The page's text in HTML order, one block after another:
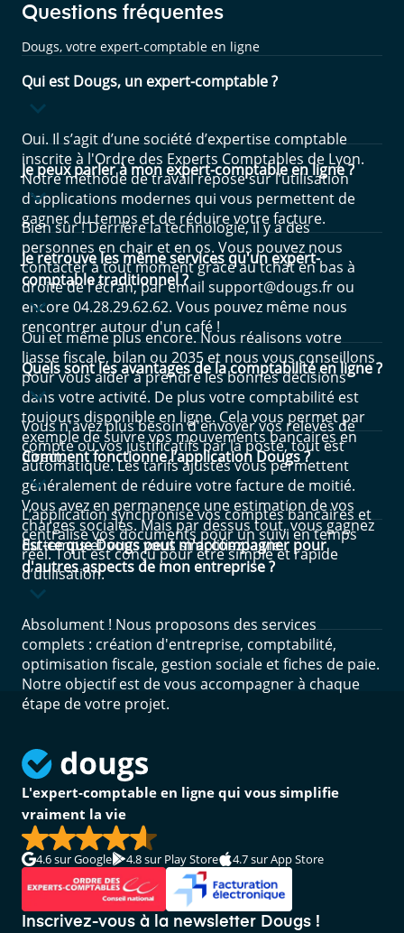
Questions fréquentes
Dougs, votre expert-comptable en ligne
Qui est Dougs, un expert-comptable ?
Oui. Il s’agit d’une société d’expertise comptable
inscrite à l'Ordre des Experts Comptables de Lyon.
Notre méthode de travail repose sur l’utilisation
d'applications modernes qui vous permettent de
gagner du temps et de réduire votre facture.
Je peux parler à mon expert-comptable en ligne ?
Bien sûr ! Derrière la technologie, il y a des
personnes en chair et en os. Vous pouvez nous
contacter à tout moment grâce au tchat en bas à
droite de l'écran, par email support@dougs.fr ou
encore 04.28.29.62.62. Vous pouvez même nous
rencontrer autour d'un café !
Je retrouve les même services qu'un expert-
comptable traditionnel ?
Oui et même plus encore. Nous réalisons votre
liasse fiscale, bilan ou 2035 et nous vous conseillons
pour vous aider à prendre les bonnes décisions
dans votre activité. De plus votre comptabilité est
toujours disponible en ligne. Cela vous permet par
exemple de suivre vos mouvements bancaires en
direct.
Quels sont les avantages de la comptabilité en ligne ?
Vous n'avez plus besoin d'envoyer vos relevés de
compte ou vos justificatifs par la poste, tout est
automatique. Les tarifs ajustés vous permettent
généralement de réduire votre facture de moitié.
Vous avez en permanence une estimation de vos
charges sociales. Mais par dessus tout, vous gagnez
du temps et vous vous simplifiez la vie.
Comment fonctionne l’application Dougs ?
L’application synchronise vos comptes bancaires et
centralise vos documents pour un suivi en temps
réel. Tout est conçu pour être simple et rapide
d’utilisation.
Est-ce que Dougs peut m'accompagner pour
d'autres aspects de mon entreprise ?
Absolument ! Nous proposons des services
complets : création d'entreprise, comptabilité,
optimisation fiscale, gestion sociale et fiches de paie.
Notre objectif est de vous accompagner à chaque
étape de votre projet.
L'expert-comptable en ligne qui vous simplifie
vraiment la vie
4.6sur Google 4.8sur Play Store 4.7sur App Store
Inscrivez-vous à la newsletter Dougs !